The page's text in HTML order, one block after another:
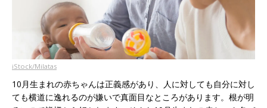
iStock/Milatas
10月生まれの赤ちゃんは正義感があり、人に対しても自分に対し
ても横道に逸れるのが嫌いで真面目なところがあります。根が明